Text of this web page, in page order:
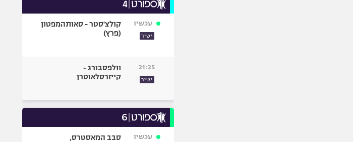
עכשיו
ישיר
קולצ'סטר - סאותהמפטון
(פרץ)
21:25
ישיר
וולפסבורג -
קייזרסלאוטרן
עכשיו
סבב המאסטרס,